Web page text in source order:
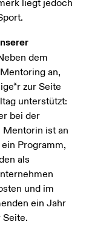
liegt jedoch
dem
an,
zur Seite
unterstützt:
bei der
ist an
Programm,
als
und im
ein Jahr
Seite.